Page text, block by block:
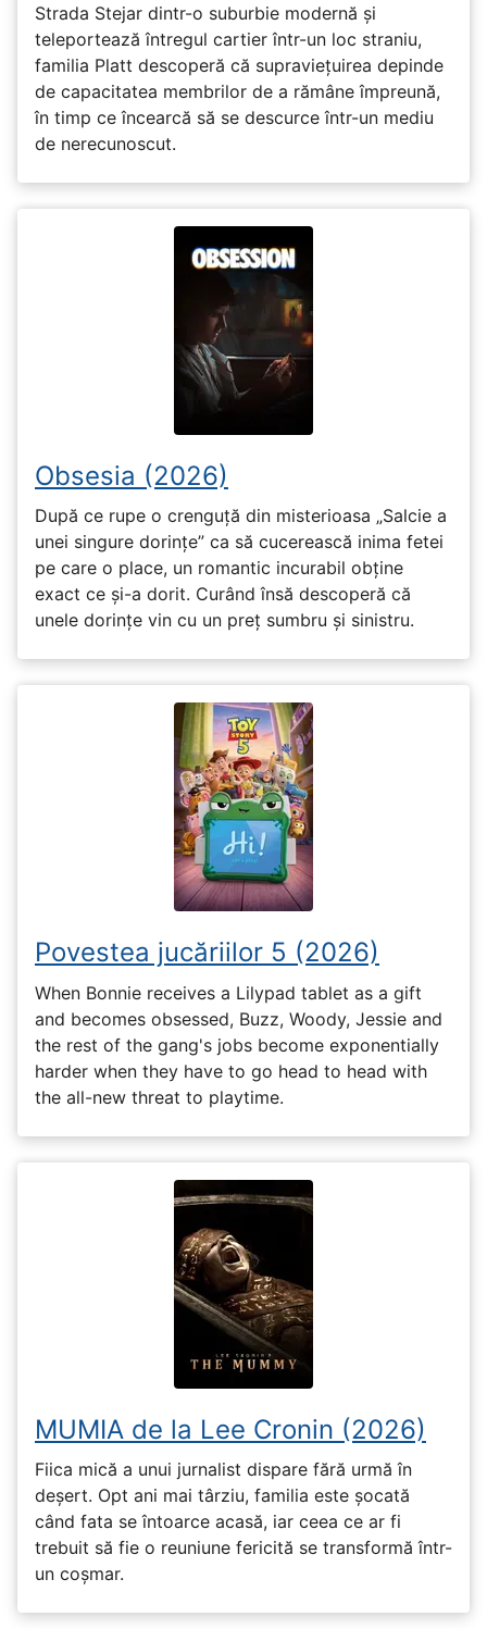
Strada Stejar dintr-o suburbie modernă și
teleportează întregul cartier într-un loc straniu,
familia Platt descoperă că supraviețuirea depinde
de capacitatea membrilor de a rămâne împreună,
în timp ce încearcă să se descurce într-un mediu
de nerecunoscut.
Obsesia (2026)
După ce rupe o crenguță din misterioasa „Salcie a
unei singure dorințe” ca să cucerească inima fetei
pe care o place, un romantic incurabil obține
exact ce și-a dorit. Curând însă descoperă că
unele dorințe vin cu un preț sumbru și sinistru.
Povestea jucăriilor 5 (2026)
When Bonnie receives a Lilypad tablet as a gift
and becomes obsessed, Buzz, Woody, Jessie and
the rest of the gang's jobs become exponentially
harder when they have to go head to head with
the all-new threat to playtime.
MUMIA de la Lee Cronin (2026)
Fiica mică a unui jurnalist dispare fără urmă în
deșert. Opt ani mai târziu, familia este șocată
când fata se întoarce acasă, iar ceea ce ar fi
trebuit să fie o reuniune fericită se transformă într-
un coșmar.